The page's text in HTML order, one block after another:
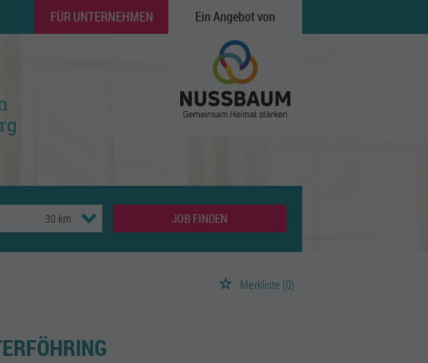
FÜR UNTERNEHMEN Ein Angebot von
JOB FINDEN
Merkliste (0)